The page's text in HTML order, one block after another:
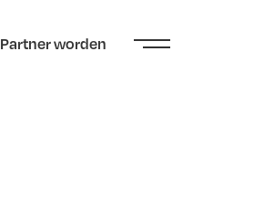
Partner worden